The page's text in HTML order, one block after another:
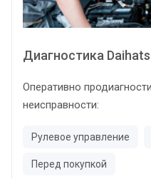
Диагностика
Оперативно
неисправности:
Рулевое управление
Перед покупкой